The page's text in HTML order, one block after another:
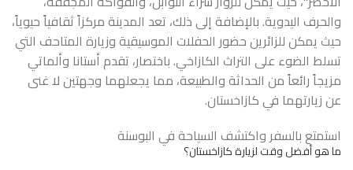
والحرف اليدوية. بالإضافة إلى ذلك، تعد المدينة مركزاً ثقافياً حيوياً،
حيث يمكن للزائرين حضور الحفلات الموسيقية وزيارة المتاحف التي
تسلط الضوء على التراث الكازاخي. باختصار، تقدم أستانا وألماتي
مزيجاً رائعاً من الحداثة والطبيعة، مما يجعلهما وجهتين لا غنى
عن زيارتهما في كازاخستان.
استمتع بالسفر واكتشف السياحة في البوسنة
ما هو أفضل وقت لزيارة كازاخستان؟